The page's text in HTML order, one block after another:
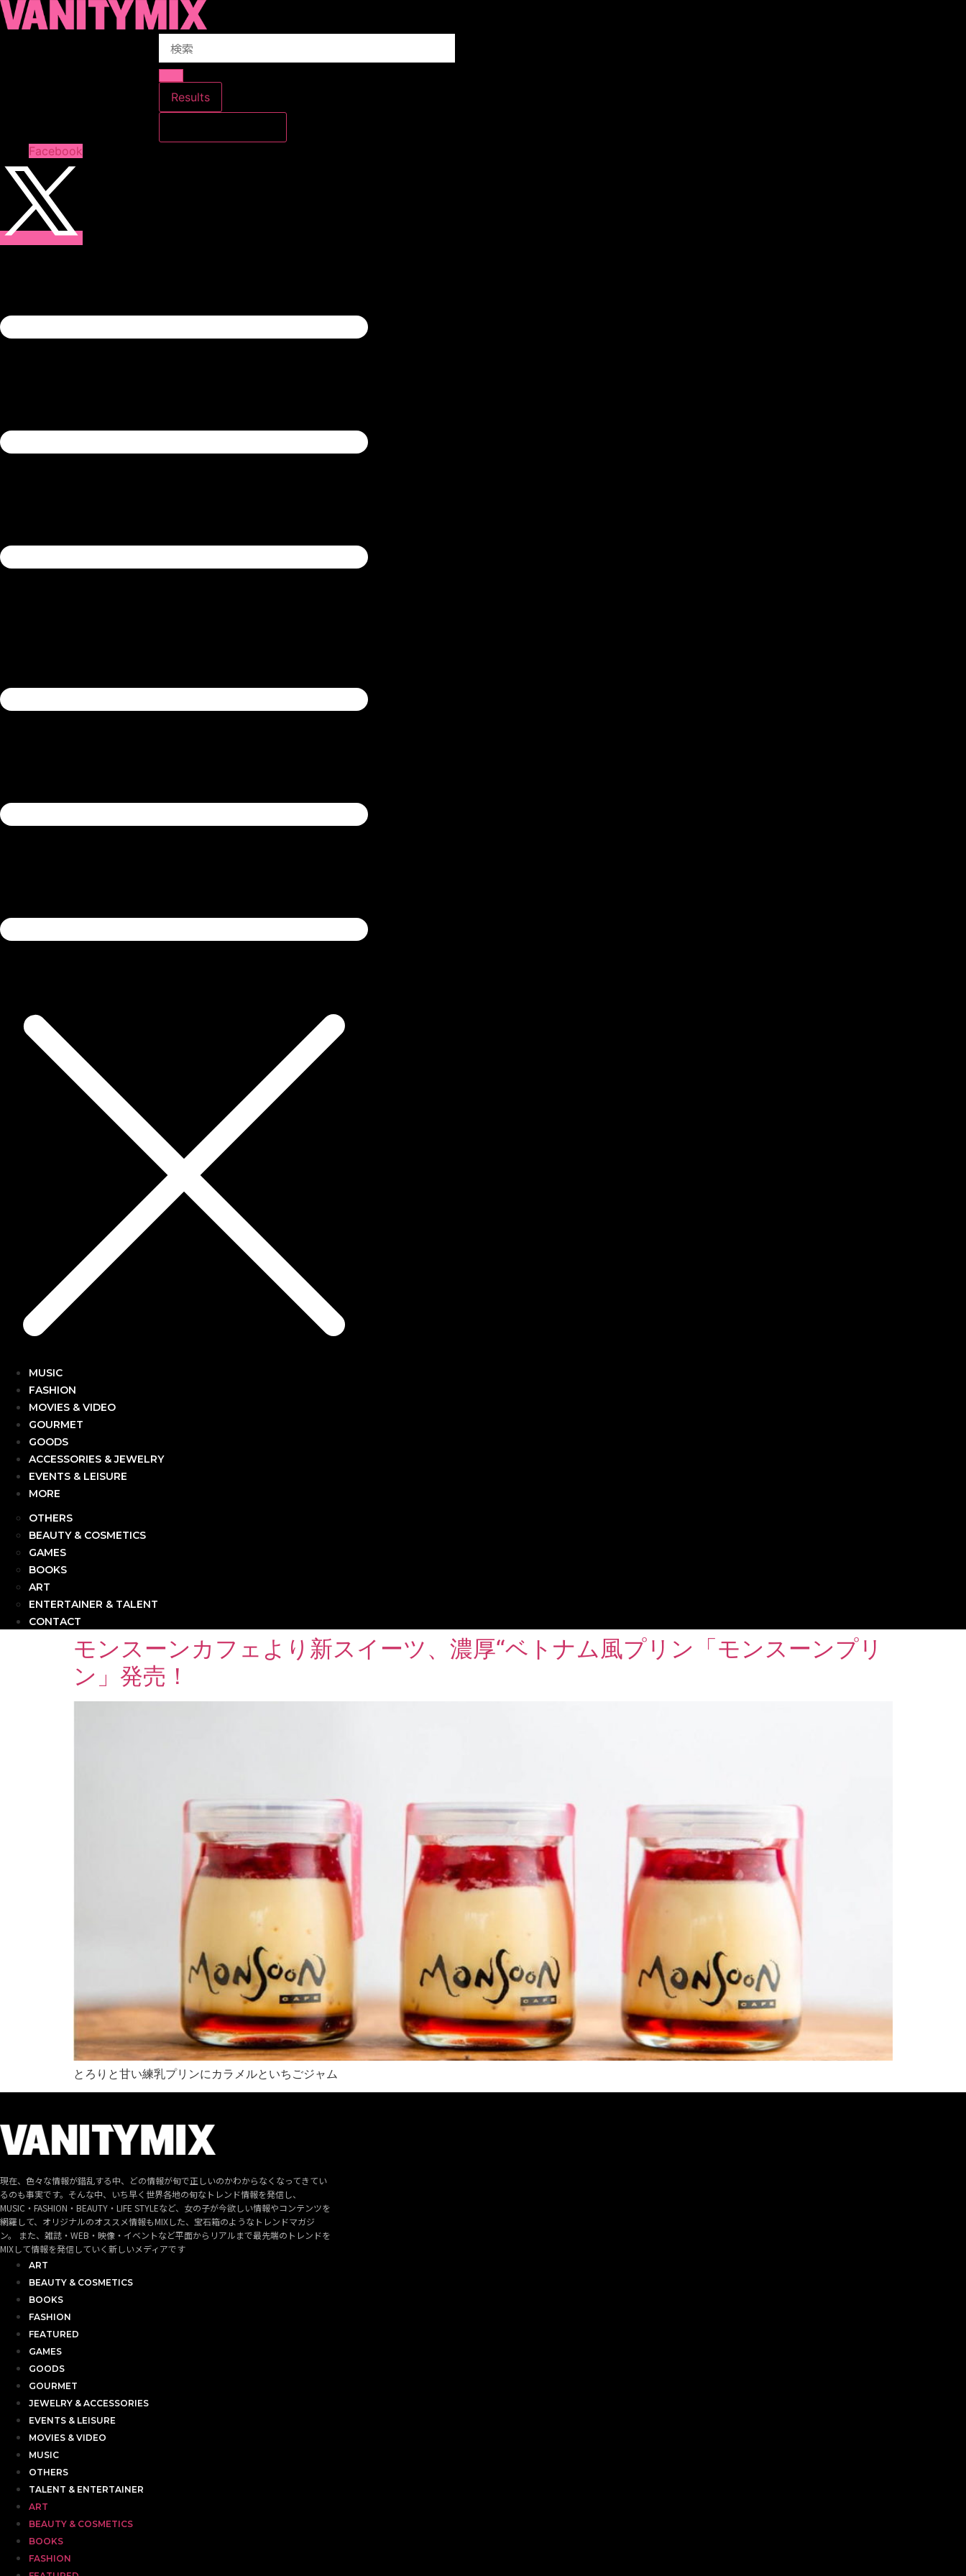
コ
ン
プ
Search
Results
Facebook
MUSIC
FASHION
MOVIES & VIDEO
GOURMET
GOODS
ACCESSORIES & JEWELRY
EVENTS & LEISURE
MORE
OTHERS
BEAUTY & COSMETICS
GAMES
BOOKS
ART
ENTERTAINER & TALENT
CONTACT
モンスーンカフェより新スイーツ、濃厚“ベトナム風プリン「モンスーンプリ
ン」発売！
とろりと甘い練乳プリンにカラメルといちごジャム
現在、色々な情報が錯乱する中、どの情報が旬で正しいのかわからなくなってきてい
るのも事実です。そんな中、いち早く世界各地の旬なトレンド情報を発信し、
MUSIC・FASHION・BEAUTY・LIFE STYLEなど、女の子が今欲しい情報やコンテンツを
網羅して、オリジナルのオススメ情報もMIXした、宝石箱のようなトレンドマガジ
ン。 また、雑誌・WEB・映像・イベントなど平面からリアルまで最先端のトレンドを
MIXして情報を発信していく新しいメディアです
ART
BEAUTY & COSMETICS
BOOKS
FASHION
FEATURED
GAMES
GOODS
GOURMET
JEWELRY & ACCESSORIES
EVENTS & LEISURE
MOVIES & VIDEO
MUSIC
OTHERS
TALENT & ENTERTAINER
ART
BEAUTY & COSMETICS
BOOKS
FASHION